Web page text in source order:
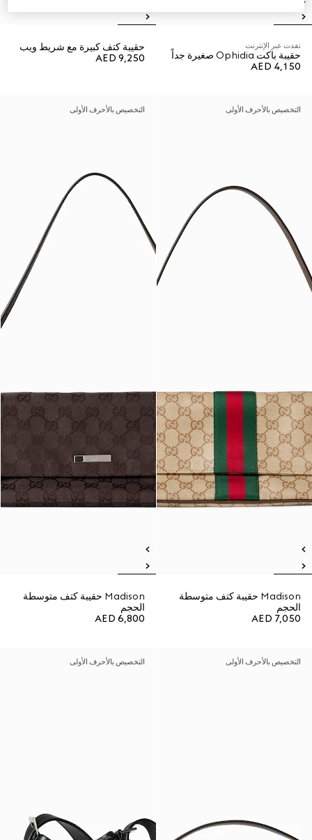
نفدت عبر الإنترنت
حقيبة باكت Ophidia صغيرة جداً
AED 4,150
حقيبة كتف كبيرة مع شريط ويب
AED 9,250
التخصيص بالأحرف الأولى
Madison حقيبة كتف متوسطة
الحجم
AED 7,050
التخصيص بالأحرف الأولى
Madison حقيبة كتف متوسطة
الحجم
AED 6,800
التخصيص بالأحرف الأولى التخصيص بالأحرف الأولى